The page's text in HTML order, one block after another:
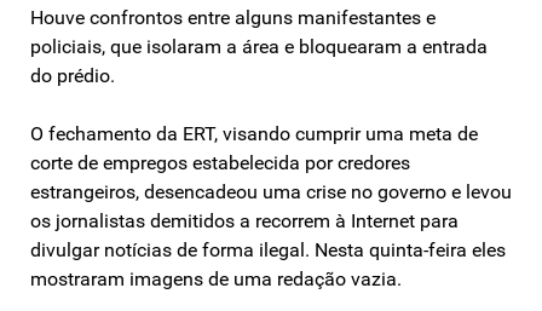
Houve confrontos entre alguns manifestantes e
policiais, que isolaram a área e bloquearam a entrada
do prédio.
O fechamento da ERT, visando cumprir uma meta de
corte de empregos estabelecida por credores
estrangeiros, desencadeou uma crise no governo e levou
os jornalistas demitidos a recorrem à Internet para
divulgar notícias de forma ilegal. Nesta quinta-feira eles
mostraram imagens de uma redação vazia.